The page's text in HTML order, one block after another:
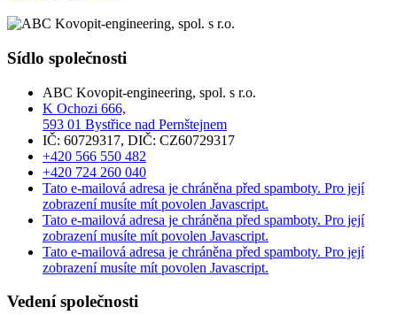
Sídlo společnosti
ABC Kovopit-engineering, spol. s r.o.
K Ochozi 666,
593 01 Bystřice nad Pernštejnem
IČ: 60729317, DIČ: CZ60729317
+420 566 550 482
+420 724 260 040
Tato e-mailová adresa je chráněna před spamboty. Pro její
zobrazení musíte mít povolen Javascript.
Tato e-mailová adresa je chráněna před spamboty. Pro její
zobrazení musíte mít povolen Javascript.
Tato e-mailová adresa je chráněna před spamboty. Pro její
zobrazení musíte mít povolen Javascript.
Vedení společnosti